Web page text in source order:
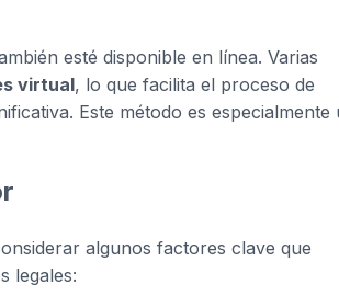
esté disponible en línea. Varias
virtual, lo que facilita el proceso de
Este método es especialmente
algunos factores clave que
legales: